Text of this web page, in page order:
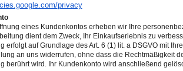
privacy
eines Kundenkontos erheben wir Ihre
dient dem Zweck, Ihr Einkaufserlebnis zu
erfolgt auf Grundlage des Art. 6 (1) lit. a DSGVO mit
an uns widerrufen, ohne dass die Rechtmäßigkeit
berührt wird. Ihr Kundenkonto wird anschließend